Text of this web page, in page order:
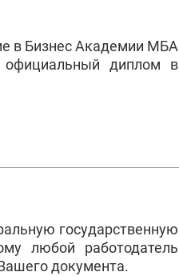
в Бизнес Академии МБА
диплом в
государственную
любой работодатель
документа.